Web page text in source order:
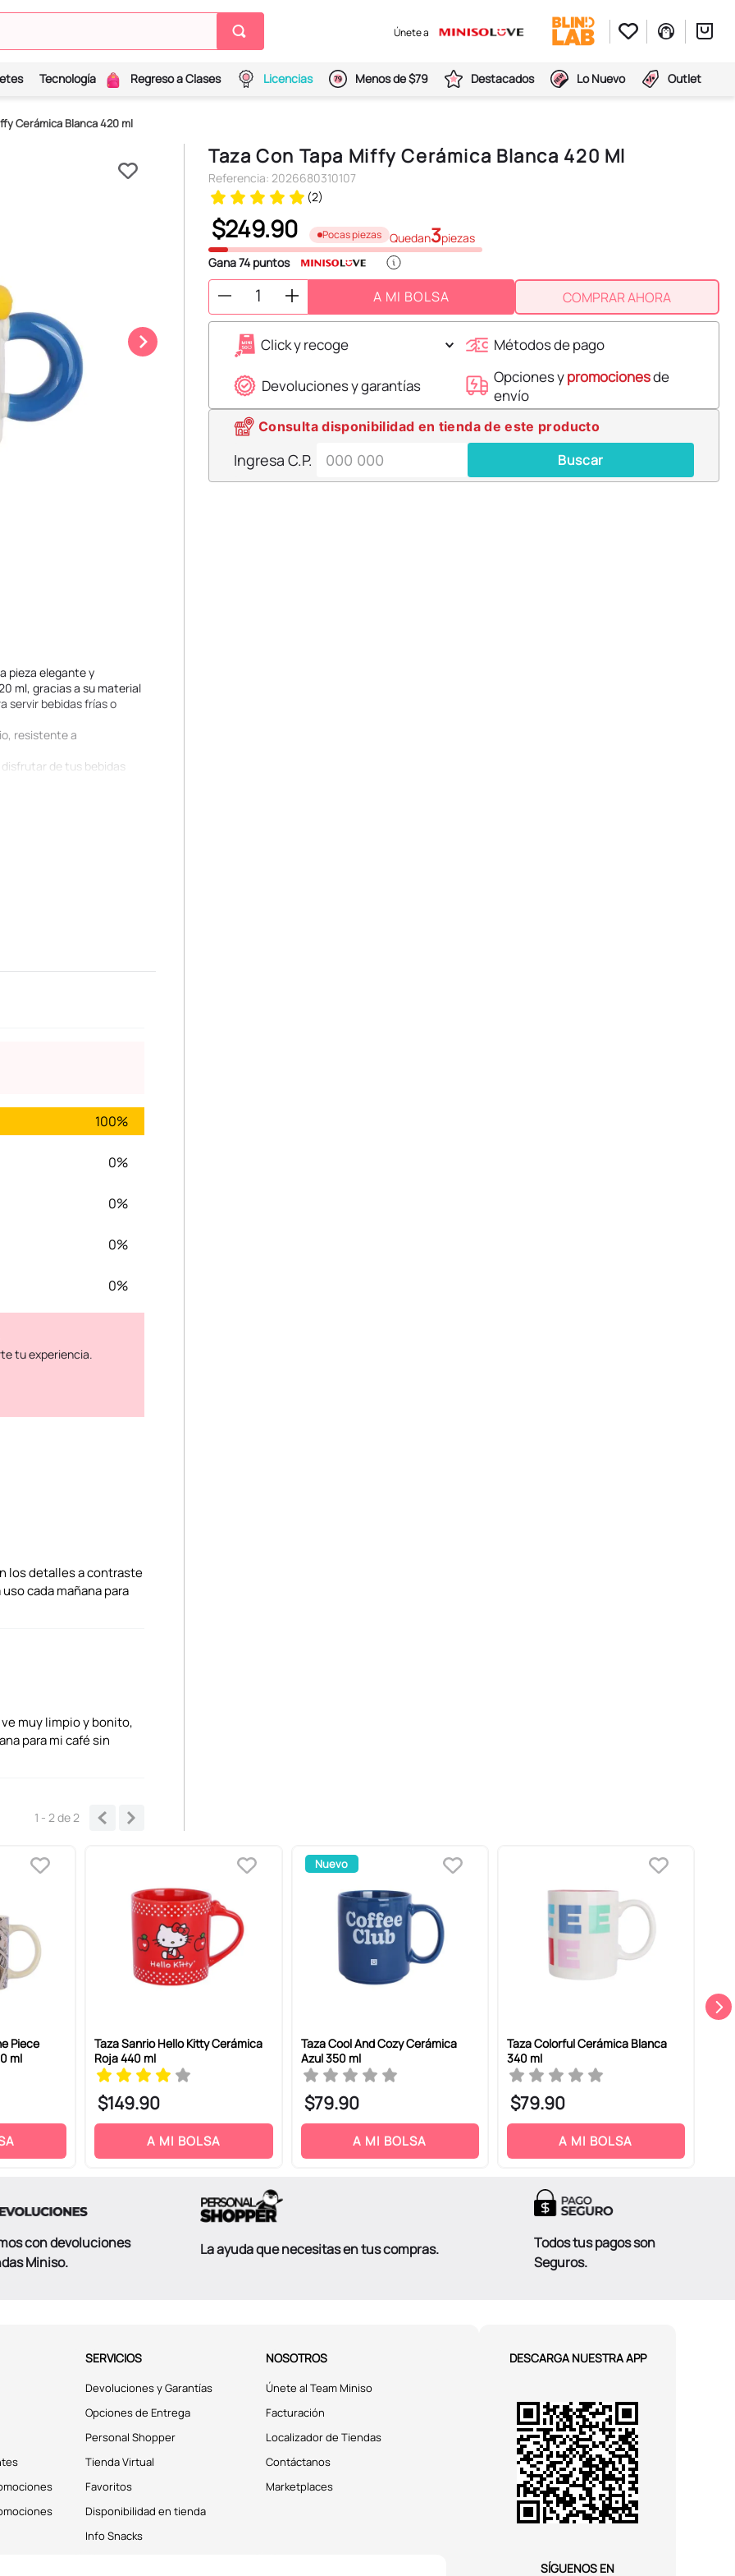
Únete a
Tecnología Regreso a Clases Licencias Menos de $79 Destacados Lo Nuevo Outlet
Cerámica Blanca 420 ml
pieza elegante y
ml, gracias a su material
servir bebidas frías o
resistente a
de tus bebidas
que buscan un toque
100%
0%
0%
0%
0%
los detalles a contraste
cada mañana para
muy limpio y bonito,
para mi café sin
1 - 2de2
Taza Con Tapa Miffy Cerámica Blanca 420 Ml
Referencia: 2026680310107
(2)
$249.90 Pocas piezas Quedan3piezas
Gana74puntos
A MI BOLSA COMPRAR AHORA
Click y recoge Métodos de pago
Devoluciones y garantías Opciones ypromocionesde
envío
Consulta disponibilidad en tienda de este producto
Ingresa C.P. Buscar
Piece
ml
Taza Sanrio Hello Kitty Cerámica
Roja 440 ml
$149.90
A MI BOLSA
Nuevo
Taza Cool And Cozy Cerámica
Azul 350 ml
$79.90
A MI BOLSA
Taza Colorful Cerámica Blanca
340 ml
$79.90
A MI BOLSA
con devoluciones
Miniso.
La ayuda que necesitas en tus compras.
Todos tus pagos son
Seguros.
SERVICIOS
Devoluciones y Garantías
Opciones de Entrega
Personal Shopper
Tienda Virtual
Favoritos
Disponibilidad en tienda
Info Snacks
NOSOTROS
Únete al Team Miniso
Facturación
Localizador de Tiendas
Contáctanos
Marketplaces
DESCARGA NUESTRA APP
SÍGUENOS EN